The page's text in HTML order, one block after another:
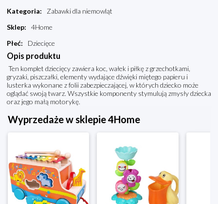
Kategoria:
Zabawki dla niemowląt
Sklep:
4Home
Płeć: Dziecięce
Opis produktu
Ten komplet dziecięcy zawiera koc, wałek i piłkę z grzechotkami,
gryzaki, piszczałki, elementy wydające dźwięki miętego papieru i
lusterka wykonane z folii zabezpieczającej, w których dziecko może
oglądać swoją twarz. Wszystkie komponenty stymulują zmysły dziecka
oraz jego małą motorykę.
Wyprzedaże w sklepie 4Home